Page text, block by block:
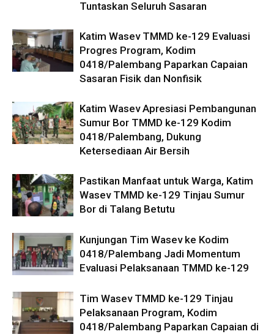
Tuntaskan Seluruh Sasaran
Katim Wasev TMMD ke-129 Evaluasi
Progres Program, Kodim
0418/Palembang Paparkan Capaian
Sasaran Fisik dan Nonfisik
Katim Wasev Apresiasi Pembangunan
Sumur Bor TMMD ke-129 Kodim
0418/Palembang, Dukung
Ketersediaan Air Bersih
Pastikan Manfaat untuk Warga, Katim
Wasev TMMD ke-129 Tinjau Sumur
Bor di Talang Betutu
Kunjungan Tim Wasev ke Kodim
0418/Palembang Jadi Momentum
Evaluasi Pelaksanaan TMMD ke-129
Tim Wasev TMMD ke-129 Tinjau
Pelaksanaan Program, Kodim
0418/Palembang Paparkan Capaian di